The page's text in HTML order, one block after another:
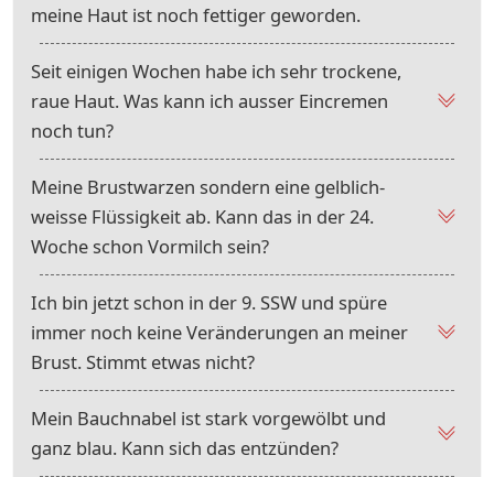
meine Haut ist noch fettiger geworden.
Seit einigen Wochen habe ich sehr trockene,
raue Haut. Was kann ich ausser Eincremen
noch tun?
Meine Brustwarzen sondern eine gelblich-
weisse Flüssigkeit ab. Kann das in der 24.
Woche schon Vormilch sein?
Ich bin jetzt schon in der 9. SSW und spüre
immer noch keine Veränderungen an meiner
Brust. Stimmt etwas nicht?
Mein Bauchnabel ist stark vorgewölbt und
ganz blau. Kann sich das entzünden?